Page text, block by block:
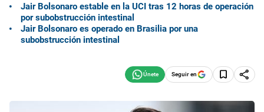
Jair Bolsonaro estable en la UCI tras 12 horas de operación
por subobstrucción intestinal
Jair Bolsonaro es operado en Brasilia por una
subobstrucción intestinal
Seguir en